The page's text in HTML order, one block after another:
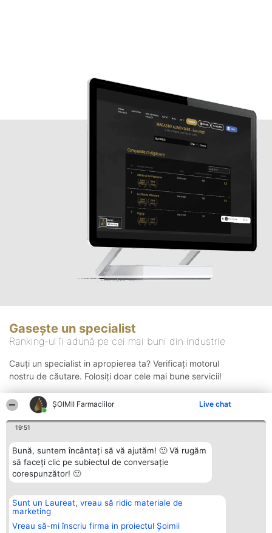
ŞOIMII Farmaciilor Live chat
19:51
Bună, suntem încântați să vă ajutăm! 🙂 Vă rugăm
să faceți clic pe subiectul de conversație
corespunzător! 🙂
Sunt un Laureat, vreau să ridic materiale de
marketing
Vreau să-mi înscriu firma in proiectul Șoimii
Gasește un specialist
Ranking-ul îi adună pe cei mai buni din industrie
Cauți un specialist in apropierea ta? Verificați motorul
nostru de căutare. Folosiți doar cele mai bune servicii!
Organizator Ranking
BRIGHT SOLUTIONS BR SRL
Aleea Timisul De Sus 2 Bl. A30
Sc. A Et. 4 Ap. 13 Cod 061952
Plebiscyt
Lista Tuturor
Laureaților
Contact